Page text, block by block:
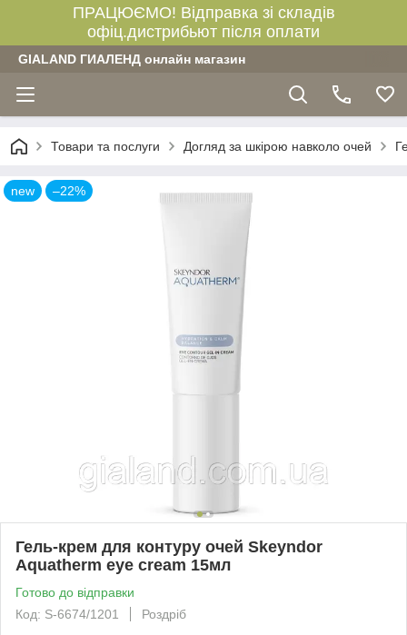
ПРАЦЮЄМО! Відправка зі складів
офіц.дистрибьют після оплати
GIALAND ГИАЛЕНД онлайн магазин
Товари та послуги Догляд за шкірою навколо очей
new –22%
Гель-крем для контуру очей Skeyndor
Aquatherm eye cream 15мл
Готово до відправки
Код: S-6674/1201
Роздріб